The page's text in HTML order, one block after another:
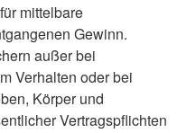
mittelbare
Gewinn.
außer bei
Verhalten oder bei
Körper und
Vertragspflichten